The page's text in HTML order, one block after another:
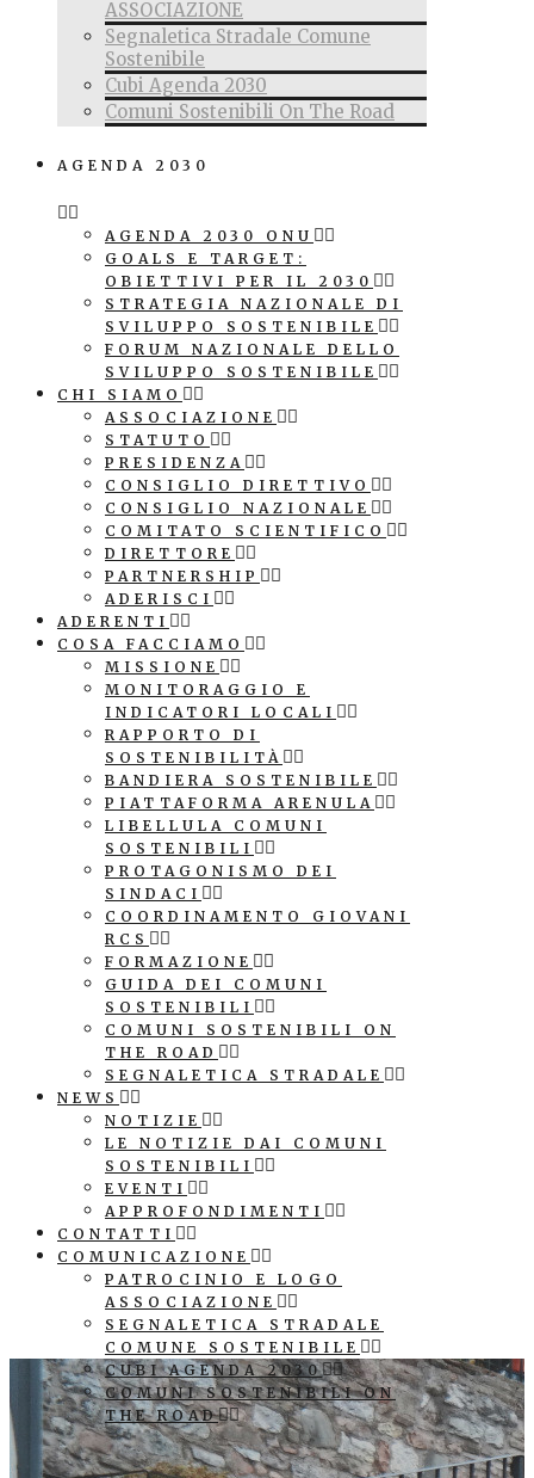
ASSOCIAZIONE
Segnaletica Stradale Comune
Sostenibile
Cubi Agenda 2030
Comuni Sostenibili On The Road
AGENDA 2030
AGENDA 2030 ONU
GOALS E TARGET:
OBIETTIVI PER IL 2030
STRATEGIA NAZIONALE DI
SVILUPPO SOSTENIBILE
FORUM NAZIONALE DELLO
SVILUPPO SOSTENIBILE
CHI SIAMO
ASSOCIAZIONE
STATUTO
PRESIDENZA
CONSIGLIO DIRETTIVO
CONSIGLIO NAZIONALE
COMITATO SCIENTIFICO
DIRETTORE
PARTNERSHIP
ADERISCI
ADERENTI
COSA FACCIAMO
MISSIONE
MONITORAGGIO E
INDICATORI LOCALI
RAPPORTO DI
SOSTENIBILITÀ
BANDIERA SOSTENIBILE
PIATTAFORMA ARENULA
LIBELLULA COMUNI
SOSTENIBILI
PROTAGONISMO DEI
SINDACI
COORDINAMENTO GIOVANI
RCS
FORMAZIONE
GUIDA DEI COMUNI
SOSTENIBILI
COMUNI SOSTENIBILI ON
THE ROAD
SEGNALETICA STRADALE
NEWS
NOTIZIE
LE NOTIZIE DAI COMUNI
SOSTENIBILI
EVENTI
APPROFONDIMENTI
CONTATTI
COMUNICAZIONE
PATROCINIO E LOGO
ASSOCIAZIONE
SEGNALETICA STRADALE
COMUNE SOSTENIBILE
CUBI AGENDA 2030
COMUNI SOSTENIBILI ON
THE ROAD